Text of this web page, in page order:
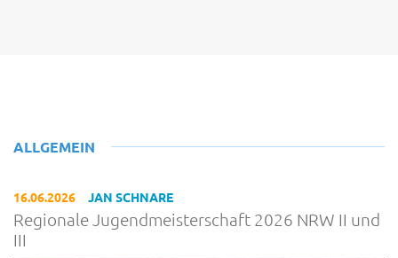
ALLGEMEIN
16.06.2026 JAN SCHNARE
Regionale Jugendmeisterschaft 2026 NRW II und
III